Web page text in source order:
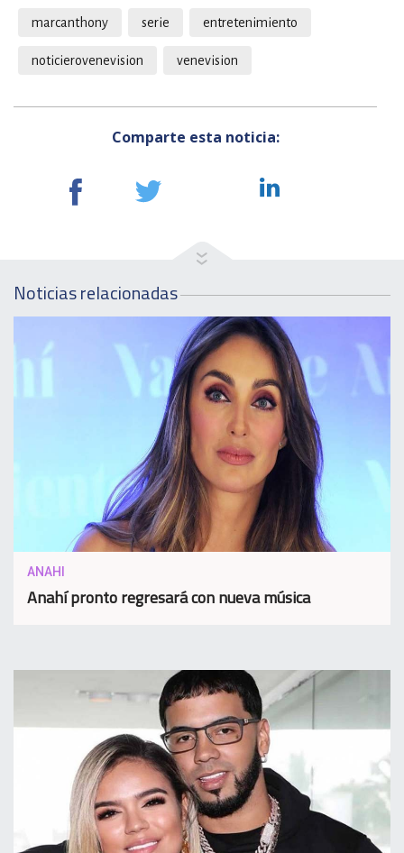
marcanthony serie entretenimiento
noticierovenevision venevision
Comparte esta noticia:
Noticias relacionadas
ANAHI
Anahí pronto regresará con nueva música